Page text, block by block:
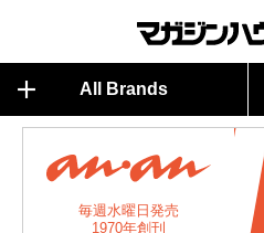
All Brands
毎週水曜日発売
1970年創刊